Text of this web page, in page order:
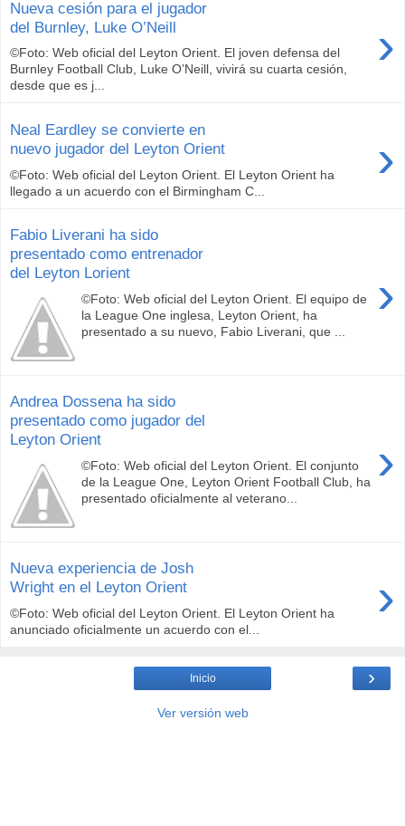
Nueva cesión para el jugador
del Burnley, Luke O’Neill
›
©Foto: Web oficial del Leyton Orient. El joven defensa del
Burnley Football Club, Luke O’Neill, vivirá su cuarta cesión,
desde que es j...
Neal Eardley se convierte en
nuevo jugador del Leyton Orient
›
©Foto: Web oficial del Leyton Orient. El Leyton Orient ha
llegado a un acuerdo con el Birmingham C...
Fabio Liverani ha sido
presentado como entrenador
del Leyton Lorient
›
©Foto: Web oficial del Leyton Orient. El equipo de
la League One inglesa, Leyton Orient, ha
presentado a su nuevo, Fabio Liverani, que ...
Andrea Dossena ha sido
presentado como jugador del
Leyton Orient
›
©Foto: Web oficial del Leyton Orient. El conjunto
de la League One, Leyton Orient Football Club, ha
presentado oficialmente al veterano...
Nueva experiencia de Josh
Wright en el Leyton Orient
›
©Foto: Web oficial del Leyton Orient. El Leyton Orient ha
anunciado oficialmente un acuerdo con el...
›
Inicio
Ver versión web